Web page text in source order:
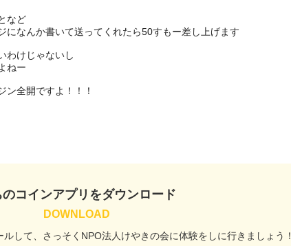
など
になんか書いて送ってくれたら50すもー差し上げます
わけじゃないし
ねー
ン全開ですよ！！！
のコインアプリをダウンロード
して、 さっそくNPO法人けやきの会に体験をしに行きましょう！